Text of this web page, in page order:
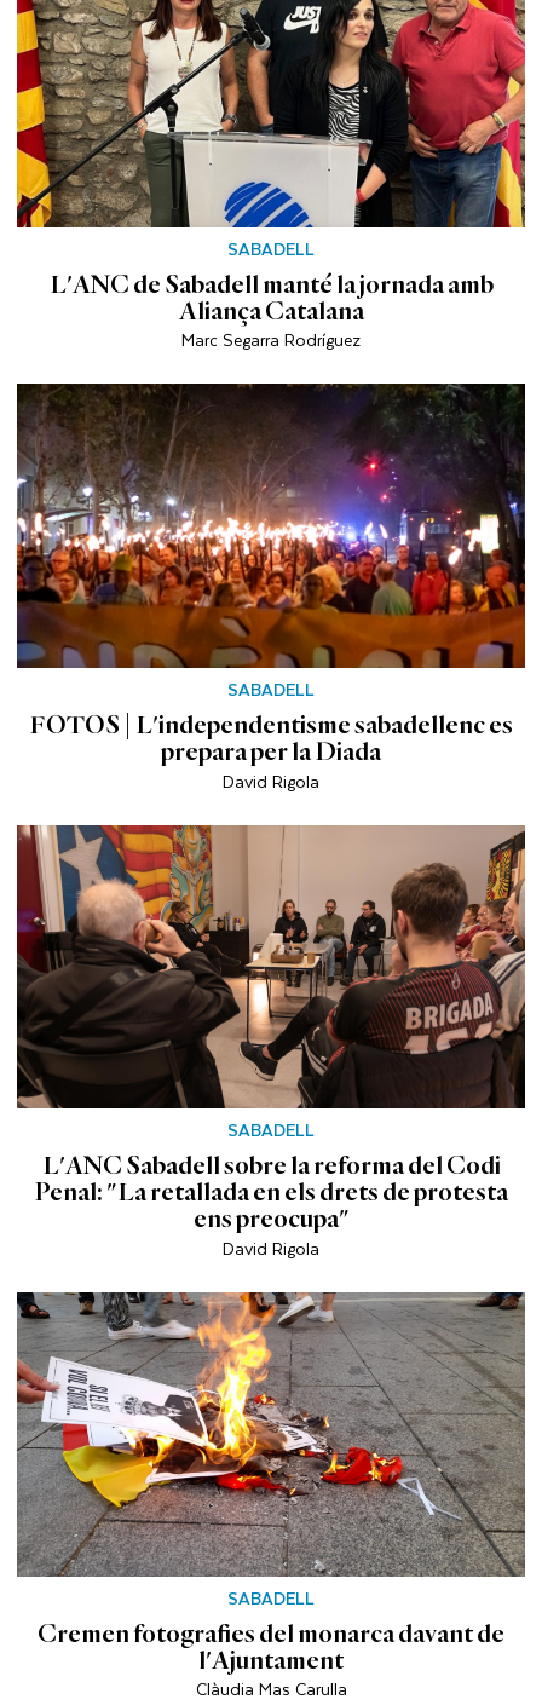
SABADELL
L'ANC de Sabadell manté la jornada amb
Aliança Catalana
Marc Segarra Rodríguez
SABADELL
FOTOS | L'independentisme sabadellenc es
prepara per la Diada
David Rigola
SABADELL
L'ANC Sabadell sobre la reforma del Codi
Penal: "La retallada en els drets de protesta
ens preocupa"
David Rigola
SABADELL
Cremen fotografies del monarca davant de
l'Ajuntament
Clàudia Mas Carulla